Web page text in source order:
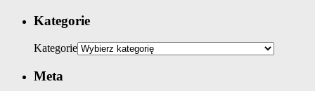
Kategorie
Kategorie
Meta